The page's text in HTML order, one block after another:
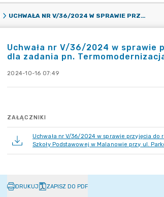
UCHWAŁA NR V/36/2024 W SPRAWIE PRZYJĘCIA DO REALIZACJI ORAZ ZŁOŻENIA WNIOSKU O DOFINANSOWANIE DLA ZADANIA PN. TERMOMODERNIZACJA SZKOŁY PODSTAWOWEJ W MALANOWIE PRZY UL. PARKOWEJ
Uchwała nr V/36/2024 w sprawie
dla zadania pn.
2024-10-16 07:49
ZAŁĄCZNIKI
Uchwała nr V/36/2024 w sprawie przyjęcia
Szkoły Podstawowej w Malanowie przy ul.
DRUKUJ ZAPISZ DO PDF